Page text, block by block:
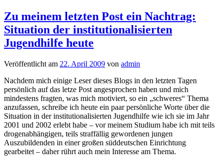
Zu meinem letzten Post ein Nachtrag:
Situation der institutionalisierten
Jugendhilfe heute
Veröffentlicht am 22. April 2009 von admin
Nachdem mich einige Leser dieses Blogs in den letzten Tagen
persönlich auf das letze Post angesprochen haben und mich
mindestens fragten, was mich motiviert, so ein „schweres“ Thema
anzufassen, schreibe ich heute ein paar persönliche Worte über die
Situation in der institutionalisierten Jugendhilfe wie ich sie im Jahr
2001 und 2002 erlebt habe – vor meinem Studium habe ich mit teils
drogenabhängigen, teils straffällig gewordenen jungen
Auszubildenden in einer großen süddeutschen Einrichtung
gearbeitet – daher rührt auch mein Interesse am Thema.